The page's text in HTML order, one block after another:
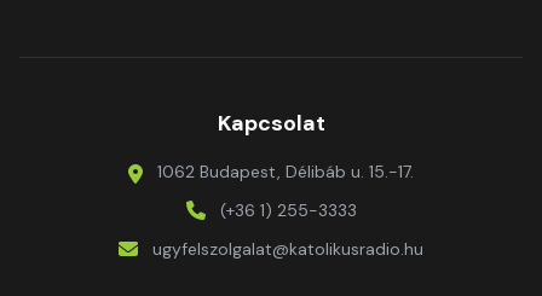
Kapcsolat
1062 Budapest, Délibáb u. 15.-17.
(+36 1) 255-3333
ugyfelszolgalat@katolikusradio.hu